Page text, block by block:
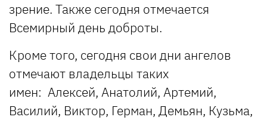
зрение. Также сегодня отмечается
Всемирный день доброты.
Кроме того, сегодня свои дни ангелов
отмечают владельцы таких
имен: Алексей, Анатолий, Артемий,
Василий, Виктор, Герман, Демьян, Кузьма,